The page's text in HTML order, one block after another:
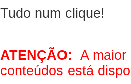
Tudo num clique!
ATENÇÃO: A
conteúdos está